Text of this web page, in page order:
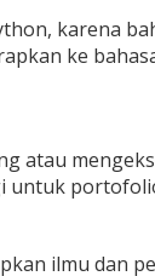
karena
ke
atau
untuk
ilmu dan